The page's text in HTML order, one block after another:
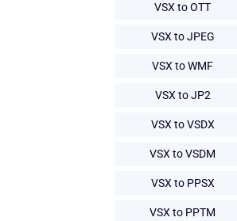
VSX to OTT
VSX to JPEG
VSX to WMF
VSX to JP2
VSX to VSDX
VSX to VSDM
VSX to PPSX
VSX to PPTM